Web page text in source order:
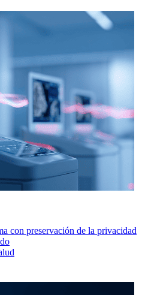
con preservación de la privacidad